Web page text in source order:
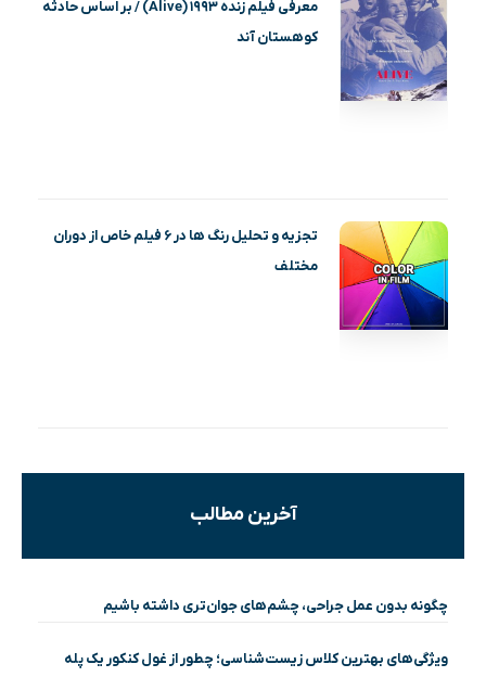
معرفی فیلم زنده ۱۹۹۳ (Alive) / بر اساس حادثه
کوهستان آند
تجزیه و تحلیل رنگ ها در ۶ فیلم خاص از دوران
مختلف
آخرین مطالب
چگونه بدون عمل جراحی، چشم‌های جوان‌تری داشته باشیم
ویژگی‌های بهترین کلاس زیست‌شناسی؛ چطور از غول کنکور یک پله